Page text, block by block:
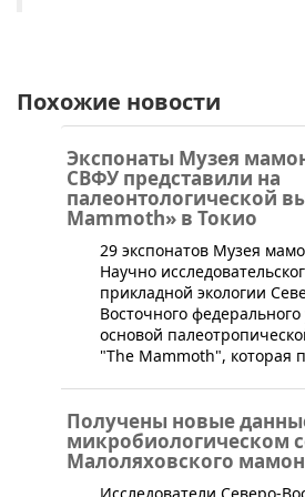
Похожие новости
Экспонаты Музея
СВФУ представили на
палеонтологической
Mammoth» в Токио
​29 экспонатов Музея
Научно
прикладной экологии
Восточного
основой
"The Mammoth", которая
Получены новые
микробиологическом
Малоляховского
​Исследователи Северо-